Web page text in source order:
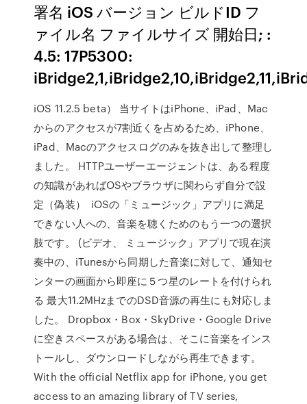
署名 iOS バージョン ビルドID フ
ァイル名 ファイルサイズ 開始日; :
4.5: 17P5300:
iOS 11.2.5 beta） 当サイトはiPhone、iPad、Mac
からのアクセスが7割近くを占めるため、iPhone、
iPad、Macのアクセスログのみを抜き出して整理し
ました。 HTTPユーザーエージェントは、ある程度
の知識があればOSやブラウザに関わらず自分で設
定（偽装） iOSの「ミュージック」アプリに満足
できない人への、音楽を聴くためのもう一つの選択
肢です。 (ビデオ、 ミュージック」アプリで現在演
奏中の、iTunesから同期した音楽に対して、通知セ
ンターの画面から即座に５つ星のレートを付けられ
る 最大11.2MHzまでのDSD音源の再生にも対応しま
した。 Dropbox・Box・SkyDrive・Google Drive
に空きスペースがある場合は、そこに音楽をインス
トールし、ダウンロードしながら再生できます。
With the official Netflix app for iPhone, you get
access to an amazing library of TV series,